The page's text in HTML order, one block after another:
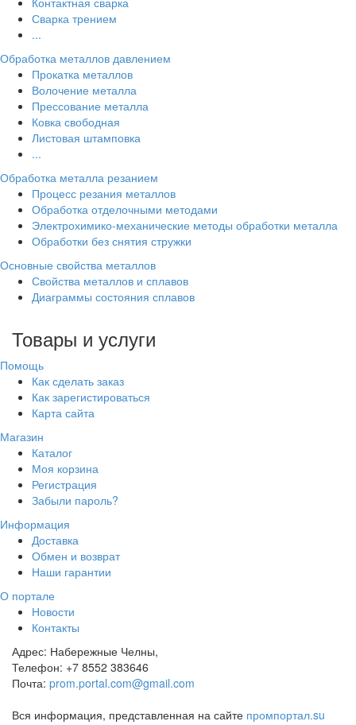
Сварка трением
...
Обработка металлов давлением
Прокатка металлов
Волочение металла
Прессование металла
Ковка свободная
Листовая штамповка
...
Обработка металла резанием
Процесс резания металлов
Обработка отделочными методами
Электрохимико-механические методы обработки металла
Обработки без снятия стружки
Основные свойства металлов
Свойства металлов и сплавов
Диаграммы состояния сплавов
Товары и услуги
Помощь
Как сделать заказ
Как зарегистироваться
Карта сайта
Магазин
Каталог
Моя корзина
Регистрация
Забыли пароль?
Информация
Доставка
Обмен и возврат
Наши гарантии
О портале
Новости
Контакты
Адрес: Набережные Челны,
Телефон: +7 8552 383646
Почта: prom.portal.com@gmail.com
Вся информация, представленная на сайте промпортал.su